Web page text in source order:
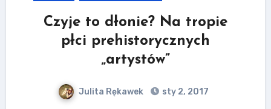
Czyje to dłonie? Na tropie
płci prehistorycznych
„artystów”
Julita Rękawek sty 2, 2017